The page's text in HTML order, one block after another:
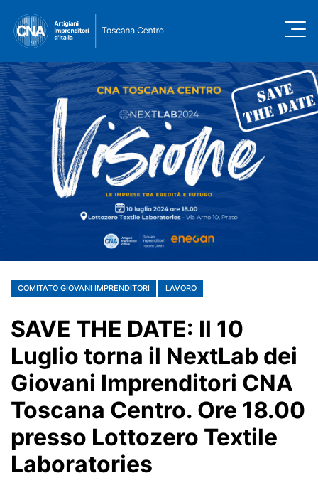
COMITATO GIOVANI IMPRENDITORI LAVORO
SAVE THE DATE: Il 10
Luglio torna il NextLab dei
Giovani Imprenditori CNA
Toscana Centro. Ore 18.00
presso Lottozero Textile
Laboratories